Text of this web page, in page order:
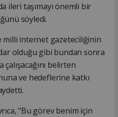
ileri taşımayı önemli bir
söyledi.
milli internet gazeteciliğinin
olduğu gibi bundan sonra
çalışacağını belirten
ve hedeflerine katkı
"Bu görev benim için